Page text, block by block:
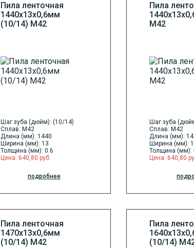
Пила ленточная
1440х13х0,6мм
(10/14) М42
Шаг зуба (дюйм): (10/14)
Сплав: M42
Длина (мм): 1440
Ширина (мм): 13
Толщина (мм): 0.6
Цена: 640,80 руб.
подробнее
Пила
М42
Шаг зуба
Сплав: M42
Длина (мм):
Ширина (мм):
Толщина (мм):
Цена: 640,80
Пила ленточная
1470х13х0,6мм
(10/14) М42
Пила
(10/14)